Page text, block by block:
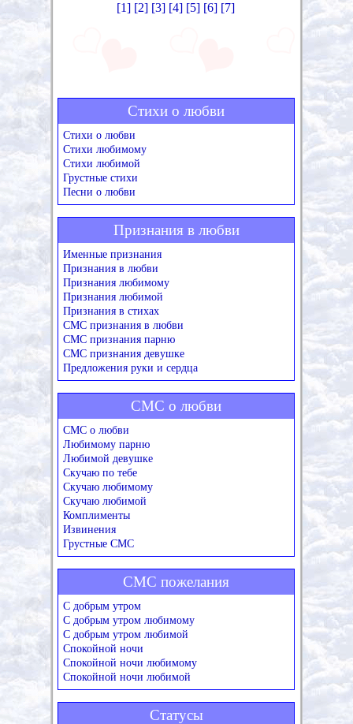
[1] [2] [3] [4] [5] [6] [7]
Стихи о любви
Стихи о любви
Стихи любимому
Стихи любимой
Грустные стихи
Песни о любви
Признания в любви
Именные признания
Признания в любви
Признания любимому
Признания любимой
Признания в стихах
СМС признания в любви
СМС признания парню
СМС признания девушке
Предложения руки и сердца
СМС о любви
СМС о любви
Любимому парню
Любимой девушке
Скучаю по тебе
Скучаю любимому
Скучаю любимой
Комплименты
Извинения
Грустные СМС
СМС пожелания
С добрым утром
С добрым утром любимому
С добрым утром любимой
Спокойной ночи
Спокойной ночи любимому
Спокойной ночи любимой
Статусы